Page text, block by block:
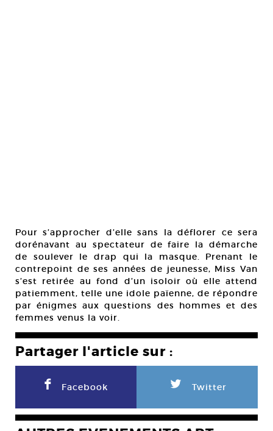
Pour s’approcher d’elle sans la déflorer ce sera
dorénavant au spectateur de faire la démarche
de soulever le drap qui la masque. Prenant le
contrepoint de ses années de jeunesse, Miss Van
s’est retirée au fond d’un isoloir où elle attend
patiemment, telle une idole païenne, de répondre
par énigmes aux questions des hommes et des
femmes venus la voir.
Partager l'article sur :
F Facebook L Twitter